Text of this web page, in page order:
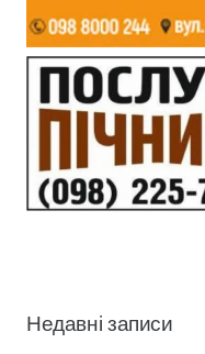
Недавні записи